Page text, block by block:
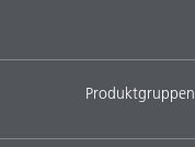
Produktgruppen